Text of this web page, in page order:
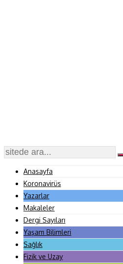
Anasayfa
Koronavirüs
Yazarlar
Makaleler
Dergi Sayıları
Yaşam Bilimleri
Sağlık
Fizik ve Uzay